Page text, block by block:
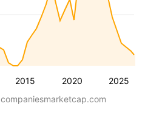
2015 2020 2025
companiesmarketcap.com